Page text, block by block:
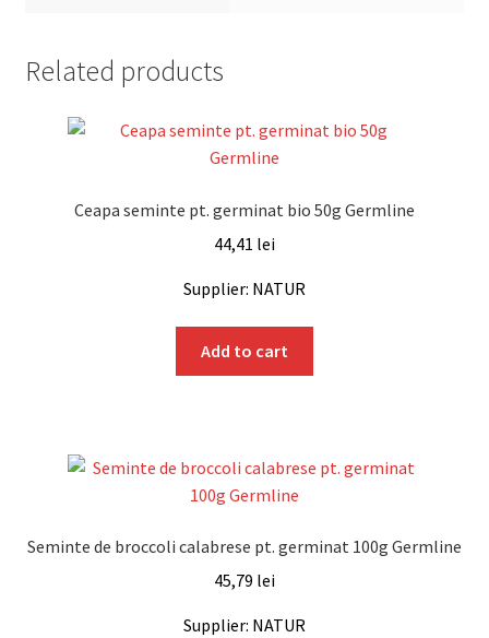
Related products
Ceapa seminte pt. germinat bio 50g Germline
44,41 lei
Supplier: NATUR
Add to cart
Seminte de broccoli calabrese pt. germinat 100g Germline
45,79 lei
Supplier: NATUR